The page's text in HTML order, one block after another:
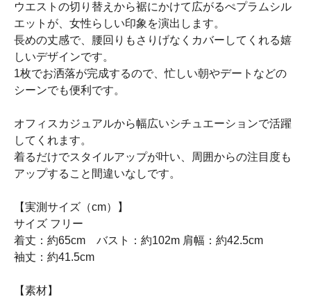
ウエストの切り替えから裾にかけて広がるぺプラムシル
エットが、女性らしい印象を演出します。
長めの丈感で、腰回りもさりげなくカバーしてくれる嬉
しいデザインです。
1枚でお洒落が完成するので、忙しい朝やデートなどの
シーンでも便利です。
オフィスカジュアルから幅広いシチュエーションで活躍
してくれます。
着るだけでスタイルアップが叶い、周囲からの注目度も
アップすること間違いなしです。
【実測サイズ（cm）】
サイズ フリー
着丈：約65cm バスト：約102m 肩幅：約42.5cm
袖丈：約41.5cm
【素材】